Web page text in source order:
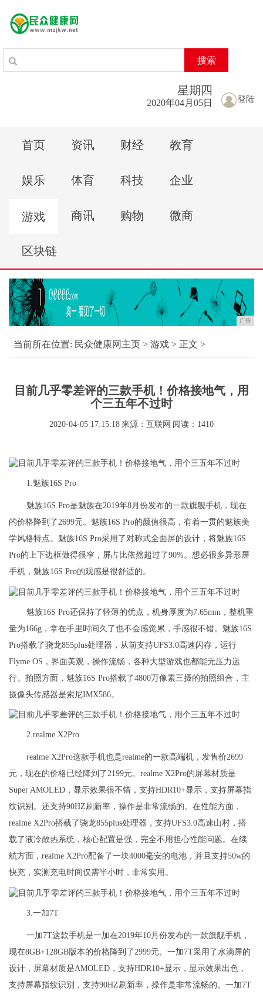
搜索
登陆
星期 四
2020年04月05日
首页 资讯 财经 教育
娱乐 体育 科技 企业
游戏 商讯 购物 微商
区块链
广告
当前所在位置: 民众健康网主页 > 游戏 > 正文 >
目前几乎零差评的三款手机！价格接地气，用
个三五年不过时
2020-04-05 17:15:18 来源：互联网 阅读：1410
1.魅族16S Pro
魅族16S Pro是魅族在2019年8月份发布的一款旗舰手机，现在
的价格降到了2699元。魅族16S Pro的颜值很高，有着一贯的魅族美
学风格特点。魅族16S Pro采用了对称式全面屏的设计，将魅族16S
Pro的上下边框做得很窄，屏占比依然超过了90%。想必很多异形屏
手机，魅族16S Pro的观感是很舒适的。
魅族16S Pro还保持了轻薄的优点，机身厚度为7.65mm，整机重
量为166g，拿在手里时间久了也不会感觉累，手感很不错。魅族16S
Pro搭载了骁龙855plus处理器，从前支持UFS3.0高速闪存，运行
Flyme OS，界面美观，操作流畅，各种大型游戏也都能无压力运
行。拍照方面，魅族16S Pro搭载了4800万像素三摄的拍照组合，主
摄像头传感器是索尼IMX586。
2.realme X2Pro
realme X2Pro这款手机也是realme的一款高端机，发售价2699
元，现在的价格已经降到了2199元。realme X2Pro的屏幕材质是
Super AMOLED，显示效果很不错，支持HDR10+显示，支持屏幕指
纹识别。还支持90HZ刷新率，操作是非常流畅的。在性能方面，
realme X2Pro搭载了骁龙855plus处理器，支持UFS3.0高速山村，搭
载了液冷散热系统，核心配置是强，完全不用担心性能问题。在续
航方面，realme X2Pro配备了一块4000毫安的电池，并且支持50w的
快充，实测充电时间仅需半小时，非常实用。
3.一加7T
一加7T这款手机是一加在2019年10月份发布的一款旗舰手机，
现在8GB+128GB版本的价格降到了2999元。一加7T采用了水滴屏的
设计，屏幕材质是AMOLED，支持HDR10+显示，显示效果出色，
支持屏幕指纹识别，支持90HZ刷新率，操作是非常流畅的。一加7T